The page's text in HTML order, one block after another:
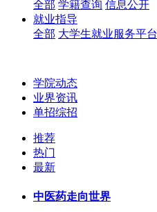
全部 学籍查询 信息公开
就业指导
全部 大学生就业服务平台
学院动态
业界资讯
单招综招
推荐
热门
最新
中医药走向世界